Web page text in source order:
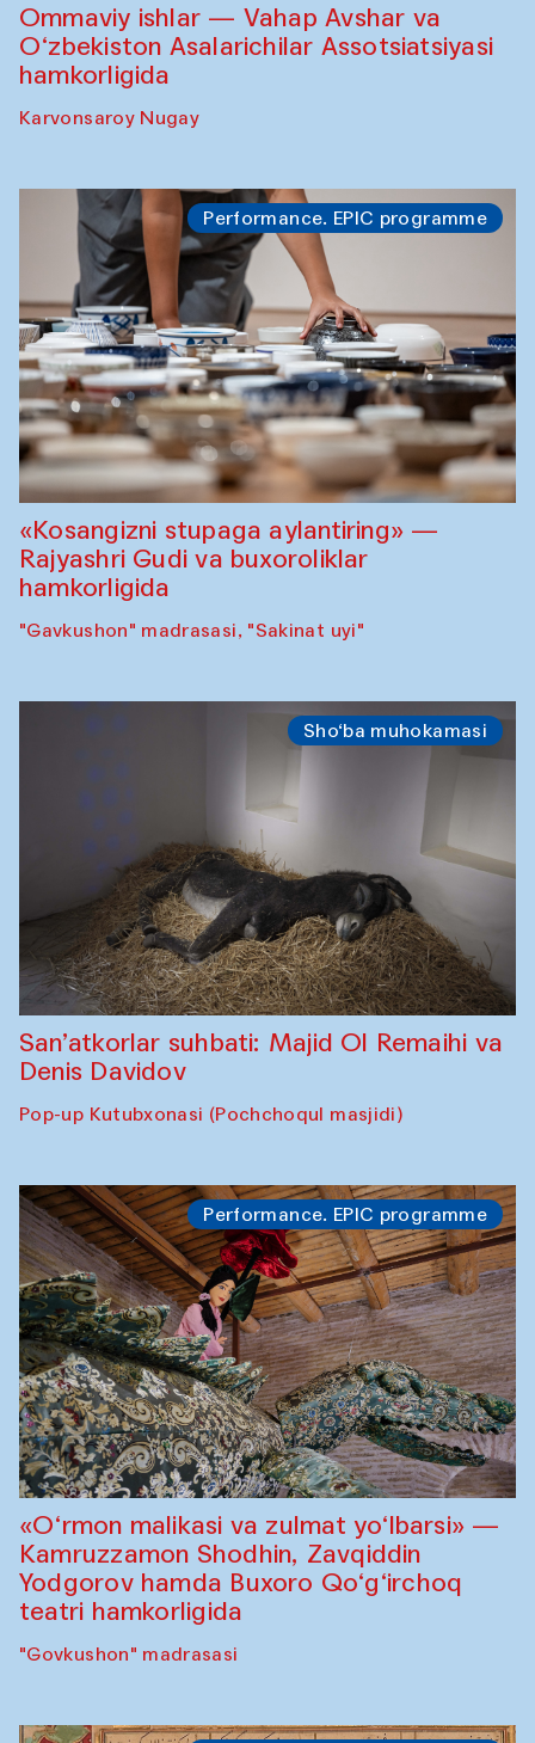
Ommaviy ishlar — Vahap Avshar va
O‘zbekiston Asalarichilar Assotsiatsiyasi
hamkorligida
Karvonsaroy Nugay
Performance. EPIC programme
«Kosangizni stupaga aylantiring» —
Rajyashri Gudi va buxoroliklar
hamkorligida
"Gavkushon" madrasasi, "Sakinat uyi"
Sho‘ba muhokamasi
San’atkorlar suhbati: Majid Ol Remaihi va
Denis Davidov
Pop-up Kutubxonasi (Pochchoqul masjidi)
Performance. EPIC programme
«O‘rmon malikasi va zulmat yo‘lbarsi» —
Kamruzzamon Shodhin, Zavqiddin
Yodgorov hamda Buxoro Qo‘g‘irchoq
teatri hamkorligida
"Govkushon" madrasasi